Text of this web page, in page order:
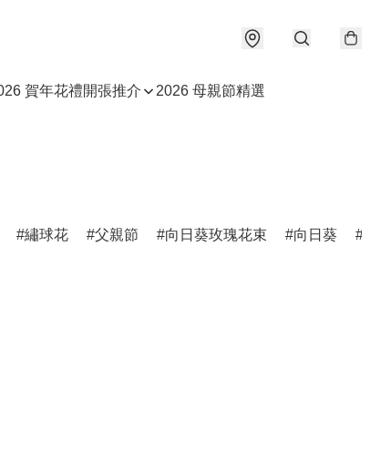
賀年花禮開張推介
2026 母親節精選
繡球花 父親節 向日葵玫瑰花束 向日葵